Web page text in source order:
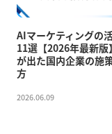
AIマーケティングの
11選【2026年最新版
が出た国内企業の施
方
2026.06.09